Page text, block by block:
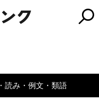
読み・例文・類語